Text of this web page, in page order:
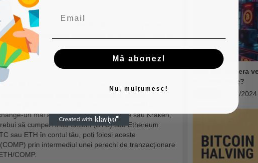
trebui să furnizezi unele detalii de contact pentru a
necesită o formă de identificare cu fotografie, cum ar
XTB, poți cumpăra Compound (COMP) folosind
platforme sunt ușor de folosit și permit
de plată convenționale, precum transferul bancar
uri mai avansate, precum Binance sau Kraken,
să cumperi întâi Bitcoin (BTC) sau Ethereum
sau ETH în contul tău, poți folosi aceste
prin intermediul unei perechi de tranzacționare
COMP.
Cum poți genera
criptomonede?
7/11/2024
Mă abonez!
Nu, mulțumesc!